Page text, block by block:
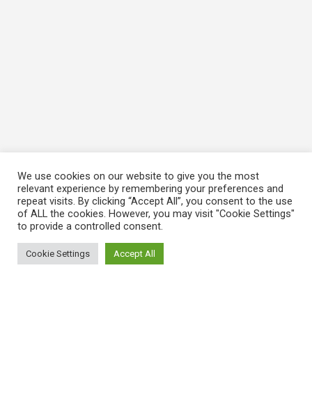
We use cookies on our website to give you the most
relevant experience by remembering your preferences and
repeat visits. By clicking “Accept All”, you consent to the use
of ALL the cookies. However, you may visit "Cookie Settings"
to provide a controlled consent.
Cookie Settings Accept All